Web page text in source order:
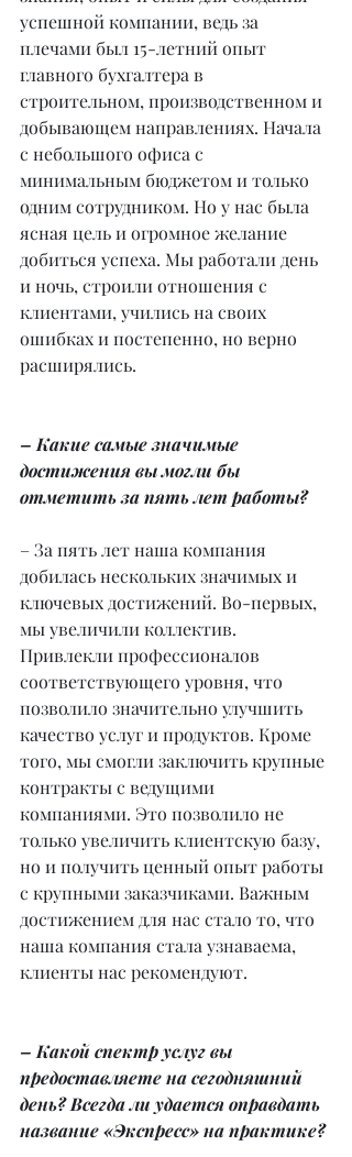
успешной компании, ведь за
плечами был 15-летний опыт
главного бухгалтера в
строительном, производственном и
добывающем направлениях. Начала
с небольшого офиса с
минимальным бюджетом и только
одним сотрудником. Но у нас была
ясная цель и огромное желание
добиться успеха. Мы работали день
и ночь, строили отношения с
клиентами, учились на своих
ошибках и постепенно, но верно
расширялись.
– Какие самые значимые
достижения вы могли бы
отметить за пять лет работы?
– За пять лет наша компания
добилась нескольких значимых и
ключевых достижений. Во-первых,
мы увеличили коллектив.
Привлекли профессионалов
соответствующего уровня, что
позволило значительно улучшить
качество услуг и продуктов. Кроме
того, мы смогли заключить крупные
контракты с ведущими
компаниями. Это позволило не
только увеличить клиентскую базу,
но и получить ценный опыт работы
с крупными заказчиками. Важным
достижением для нас стало то, что
наша компания стала узнаваема,
клиенты нас рекомендуют.
– Какой спектр услуг вы
предоставляете на сегодняшний
день? Всегда ли удается оправдать
название «Экспресс» на практике?